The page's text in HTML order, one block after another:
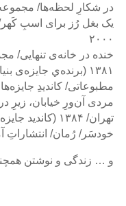
در شکارِ لحظه‌ها/
یک بغل رُز برای اسبِ
۲۰۰۰
خنده در خانه‌ی تنهایی/
۱۳۸۱ (برنده‌ي
مطبوعاتی/ کاندیدِ جایزه‌های
مردی آن‌ورِ خیابان، زیرِ
تهران/ ۱۳۸۴ (کاندید جایزه‌ی بنیادِ گلشیری/ ۱۳۸۵)
خودسَر/ رُمان/ انتشاراتِ
و … زندگی و نوشتن